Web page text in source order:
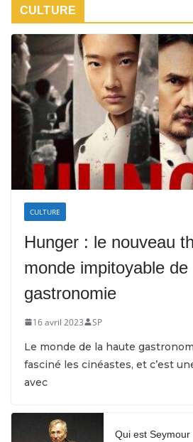
CULTURE
CULTURE
Hunger : le nouveau
monde impitoyable
gastronomie
16 avril 2023 SP
Le monde de la haute
fasciné les cinéastes, et c’est
avec
Qui est Seymour